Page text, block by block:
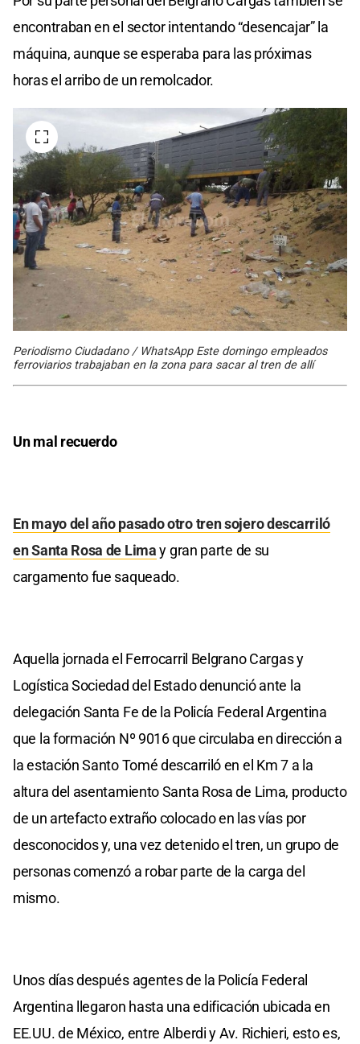
encontraban en el sector intentando “desencajar” la
máquina, aunque se esperaba para las próximas
horas el arribo de un remolcador.
Periodismo Ciudadano / WhatsApp Este domingo empleados
ferroviarios trabajaban en la zona para sacar al tren de allí
Un mal recuerdo
En mayo del año pasado otro tren sojero descarriló
en Santa Rosa de Limay gran parte de su
cargamento fue saqueado.
Aquella jornada el Ferrocarril Belgrano Cargas y
Logística Sociedad del Estado denunció ante la
delegación Santa Fe de la Policía Federal Argentina
que la formación Nº 9016 que circulaba en dirección a
la estación Santo Tomé descarriló en el Km 7 a la
altura del asentamiento Santa Rosa de Lima, producto
de un artefacto extraño colocado en las vías por
desconocidos y, una vez detenido el tren, un grupo de
personas comenzó a robar parte de la carga del
mismo.
Unos días después agentes de la Policía Federal
Argentina llegaron hasta una edificación ubicada en
EE.UU. de México, entre Alberdi y Av. Richieri, esto es,